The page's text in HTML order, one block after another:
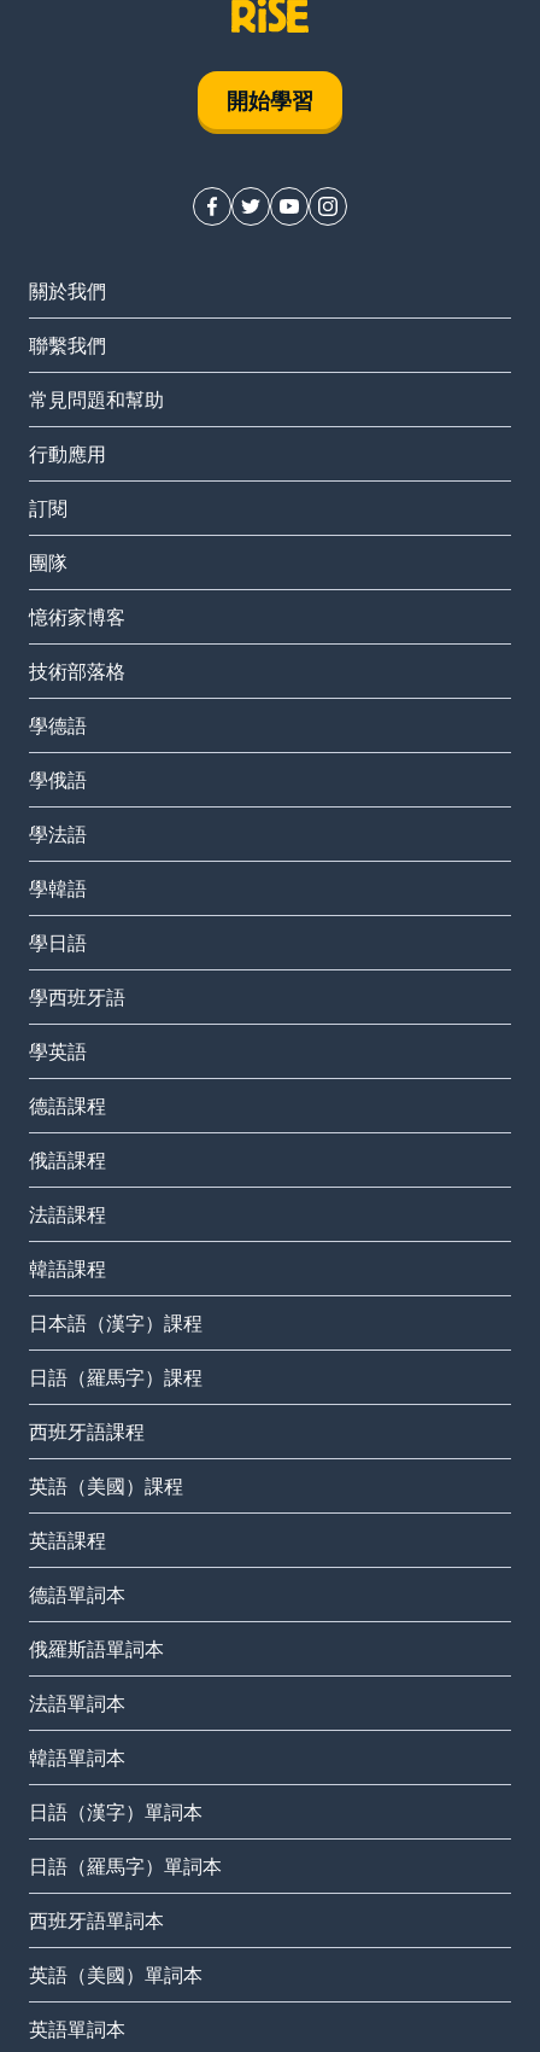
開始學習
關於我們
聯繫我們
常見問題和幫助
行動應用
訂閱
團隊
憶術家博客
技術部落格
學德語
學俄語
學法語
學韓語
學日語
學西班牙語
學英語
德語課程
俄語課程
法語課程
韓語課程
日本語（漢字）課程
日語（羅馬字）課程
西班牙語課程
英語（美國）課程
英語課程
德語單詞本
俄羅斯語單詞本
法語單詞本
韓語單詞本
日語（漢字）單詞本
日語（羅馬字）單詞本
西班牙語單詞本
英語（美國）單詞本
英語單詞本